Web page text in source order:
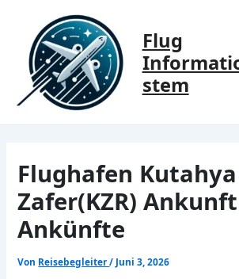
springen
Flug
stem
Flughafen Kutahya
Zafer(KZR)
Ankünfte
Von Reisebegleiter/ Juni 3, 2026